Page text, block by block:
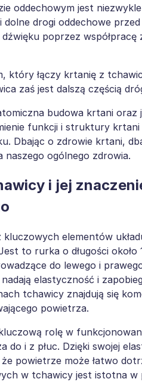
oddechowym jest
dolne drogi oddechowe
poprzez współpracę
który łączy krtanię z
zaś jest dalszą częścią
budowa krtani oraz
funkcji i struktury
Dbając o zdrowie krtani,
naszego ogólnego zdrowia.
i jej
kluczowych elementów
to rurka o długości
do lewego i
elastyczność i
tchawicy znajdują się
powietrza.
rolę w
do i z płuc. Dzięki swojej
powietrze może łatwo
w tchawicy jest istotna